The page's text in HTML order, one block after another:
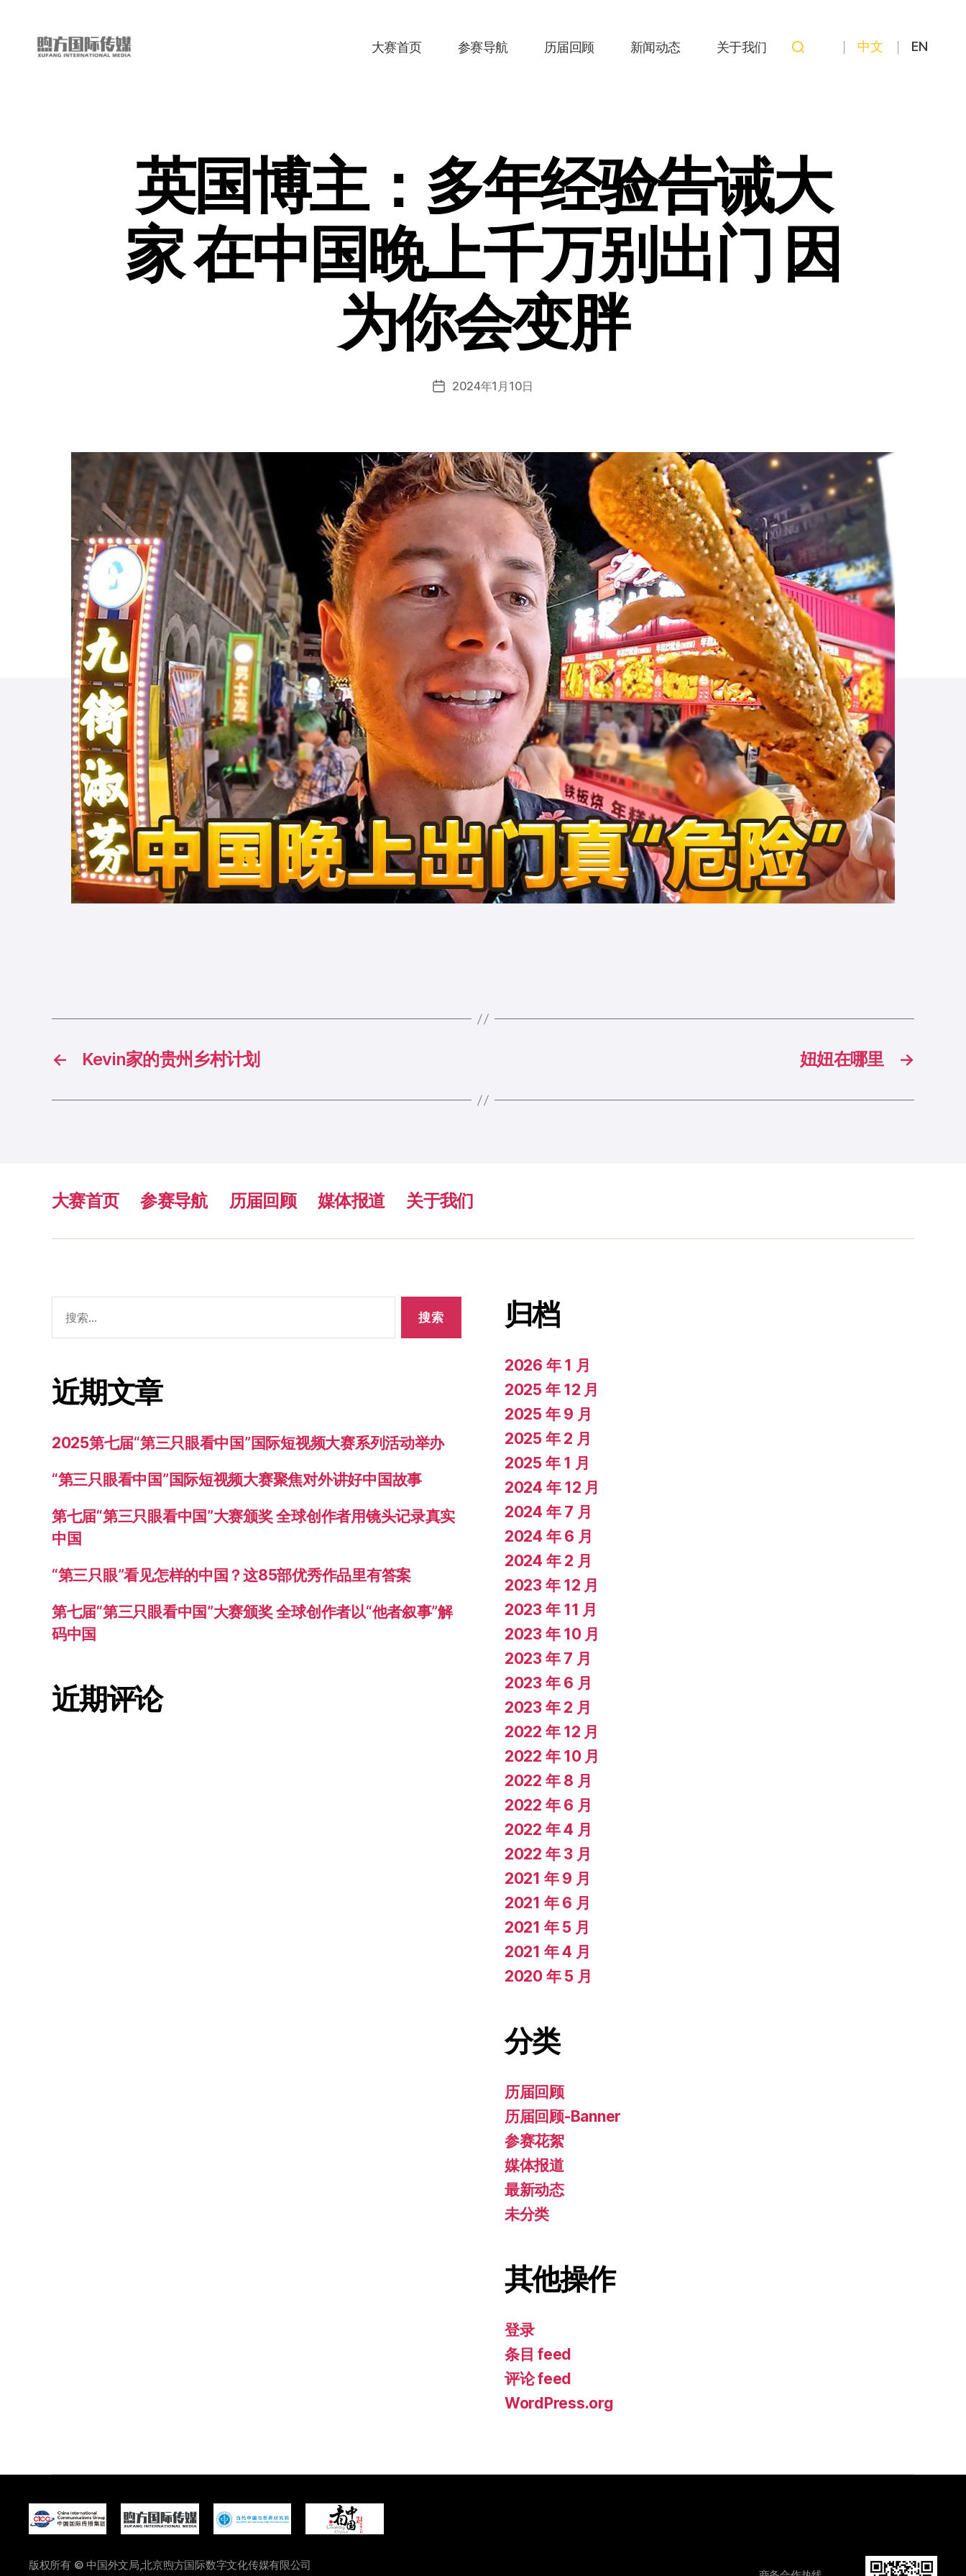
大赛首页 参赛导航 历届回顾 新闻动态 关于我们 中文 EN
英国博主：多年经验告诫大
家 在中国晚上千万别出门 因
为你会变胖
发 2024年1月10日
← Kevin家的贵州乡村计划 →
妞妞在哪里
大赛首页 参赛导航 历届回顾 媒体报道 关于我们
索：
近期文章
2025第七届“第三只眼看中国”国际短视频大赛系列活动举办
“第三只眼看中国”国际短视频大赛聚焦对外讲好中国故事
第七届“第三只眼看中国”大赛颁奖 全球创作者用镜头记录真实
中国
“第三只眼”看见怎样的中国？这85部优秀作品里有答案
第七届“第三只眼看中国”大赛颁奖 全球创作者以“他者叙事”解
码中国
近期评论
归档
2026 年 1 月
2025 年 12 月
2025 年 9 月
2025 年 2 月
2025 年 1 月
2024 年 12 月
2024 年 7 月
2024 年 6 月
2024 年 2 月
2023 年 12 月
2023 年 11 月
2023 年 10 月
2023 年 7 月
2023 年 6 月
2023 年 2 月
2022 年 12 月
2022 年 10 月
2022 年 8 月
2022 年 6 月
2022 年 4 月
2022 年 3 月
2021 年 9 月
2021 年 6 月
2021 年 5 月
2021 年 4 月
2020 年 5 月
分类
历届回顾
历届回顾-Banner
参赛花絮
媒体报道
最新动态
未分类
其他操作
登录
条目 feed
评论 feed
WordPress.org
版权所有 © 中国外文局,北京煦方国际数字文化传媒有限公司